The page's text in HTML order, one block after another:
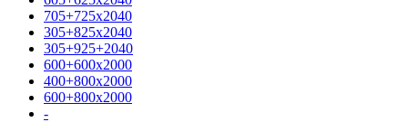
705+725х2040
305+825х2040
305+925+2040
600+600х2000
400+800х2000
600+800х2000
-